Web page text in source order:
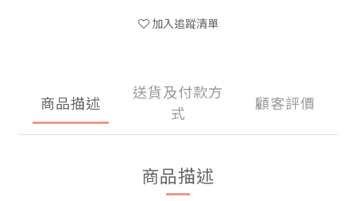
加入追蹤清單
商品描述
送貨及付款方
式
顧客評價
商品描述